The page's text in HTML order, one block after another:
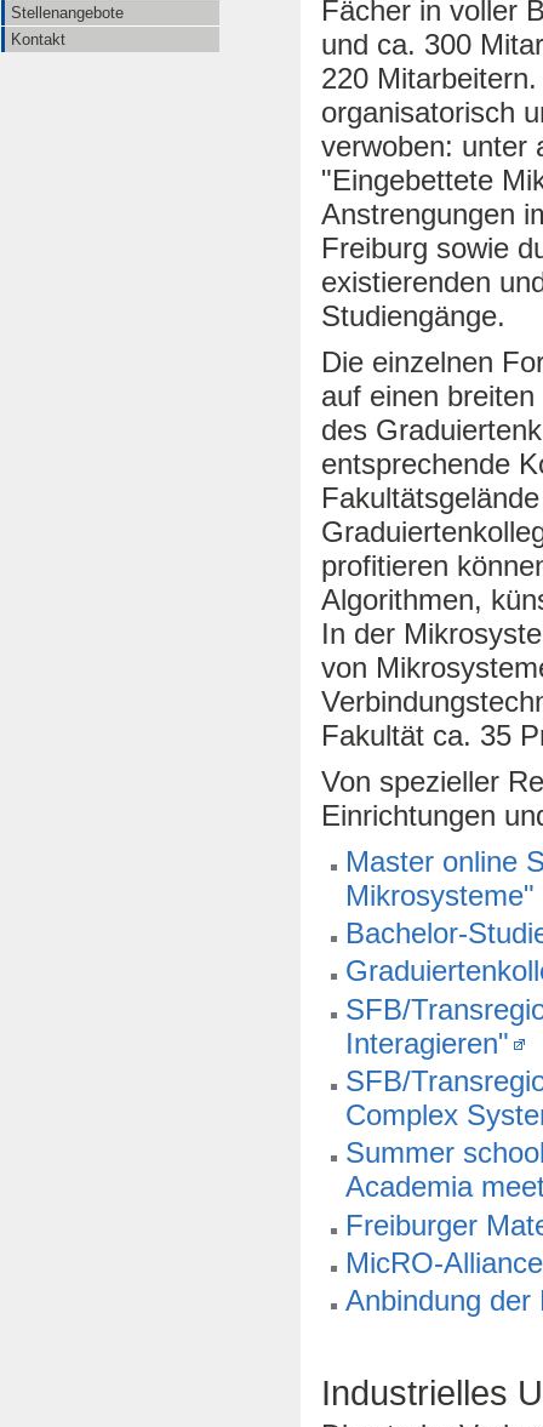
Stellenangebote
Kontakt
Fächer in voller
und ca. 300
220
organisatorisch
verwoben: unter
"Eingebettete
Anstrengungen
Freiburg sowie
existierenden
Studiengänge.
Die einzelnen
auf einen
des
entsprechende
profitieren
Algorithmen,
In der
von
Fakultät ca. 35
Von spezieller
Einrichtungen
Master online
Bachelor-
SFB/
Interagieren"
SFB/
Complex
Summer
Academia
Freiburger
MicRO-Alliance
Anbindung der
Industrielles